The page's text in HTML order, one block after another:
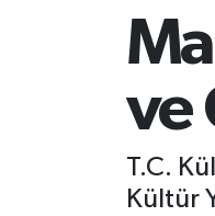
ve
T.C.
Kültür
RESMİ REKLAM
Tüm Manşetler
Son Dakika